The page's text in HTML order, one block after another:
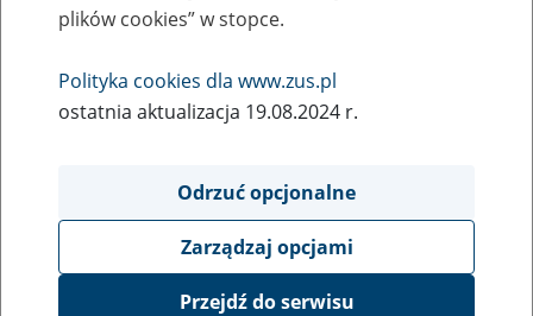
Rodzaj wydarzenia
Szkolenia
Event description
plików cookies” w stopce.
Polityka cookies dla www.zus.pl
ostatnia aktualizacja 19.08.2024 r.
Odrzuć opcjonalne
Zarządzaj opcjami
Przejdź do serwisu